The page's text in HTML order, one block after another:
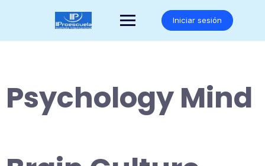
Iniciar sesión
Psychology Mind